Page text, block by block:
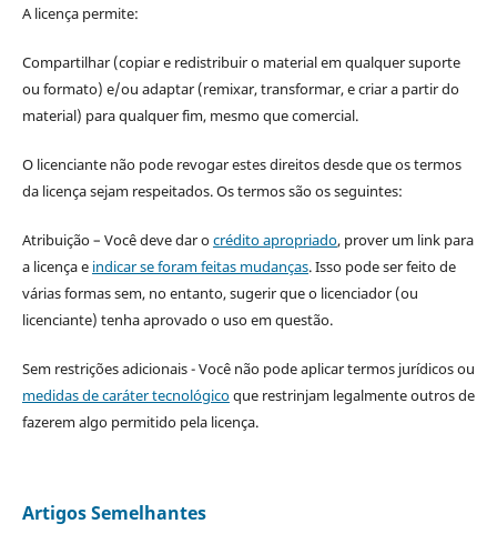
A licença permite:
Compartilhar (copiar e redistribuir o material em qualquer suporte
ou formato) e/ou adaptar (remixar, transformar, e criar a partir do
material) para qualquer fim, mesmo que comercial.
O licenciante não pode revogar estes direitos desde que os termos
da licença sejam respeitados. Os termos são os seguintes:
Atribuição – Você deve dar ocrédito apropriado, prover um link para
a licença e indicar se foram feitas mudanças. Isso pode ser feito de
várias formas sem, no entanto, sugerir que o licenciador (ou
licenciante) tenha aprovado o uso em questão.
Sem restrições adicionais - Você não pode aplicar termos jurídicos ou
medidas de caráter tecnológicoque restrinjam legalmente outros de
fazerem algo permitido pela licença.
Artigos Semelhantes